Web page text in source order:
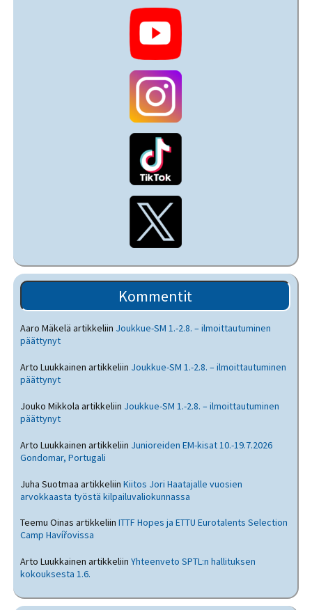
Kommentit
Aaro Mäkelä artikkeliin Joukkue-SM 1.-2.8. – ilmoittautuminen
päättynyt
Arto Luukkainen artikkeliin Joukkue-SM 1.-2.8. – ilmoittautuminen
päättynyt
Jouko Mikkola artikkeliin Joukkue-SM 1.-2.8. – ilmoittautuminen
päättynyt
Arto Luukkainen artikkeliin Junioreiden EM-kisat 10.-19.7.2026
Gondomar, Portugali
Juha Suotmaa artikkeliinKiitos Jori Haatajalle vuosien
arvokkaasta työstä kilpailuvaliokunnassa
Teemu Oinas artikkeliinITTF Hopes ja ETTU Eurotalents Selection
Camp Havířovissa
Arto Luukkainen artikkeliinYhteenveto SPTL:n hallituksen
kokouksesta 1.6.